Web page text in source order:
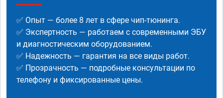
✅ Опыт — более 8 лет в сфере чип-тюнинга.
✅ Экспертность — работаем с современными ЭБУ
и диагностическим оборудованием.
✅ Надежность — гарантия на все виды работ.
✅ Прозрачность — подробные консультации по
телефону и фиксированные цены.